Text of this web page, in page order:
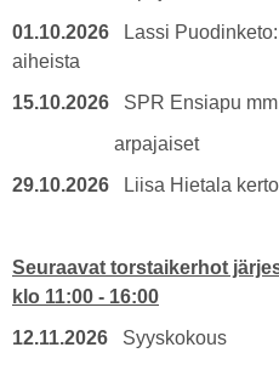
01.10.2026 Lassi
aiheista
15.10.2026 SPR Ensiapu
arpajaiset
29.10.2026
Liisa Hietala
Seuraavat torstaikerhot
klo 11:00 - 16:00
12.11.2026
Syyskokous